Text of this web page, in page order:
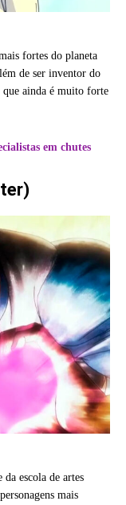
fortes do planeta
de ser inventor do
que ainda é muito forte
em chutes
escola de artes
mais